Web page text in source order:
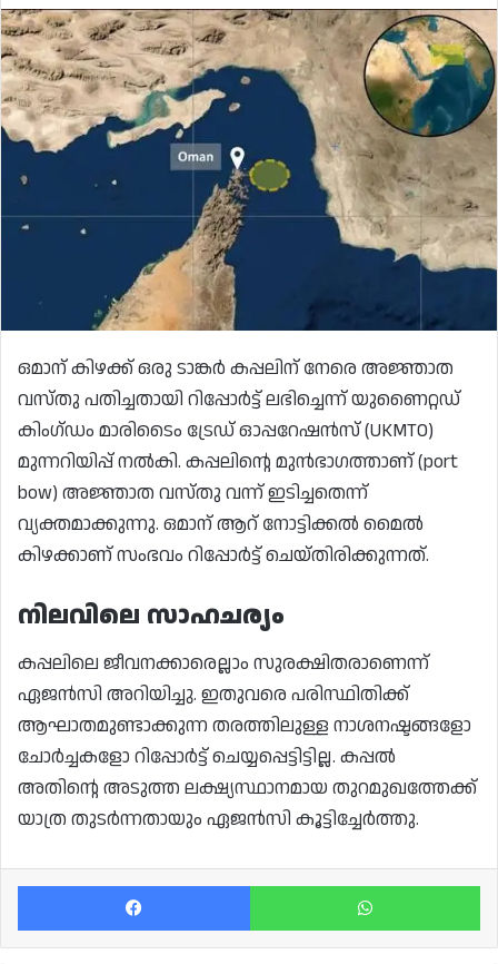
ഒമാന് കിഴക്ക് ഒരു ടാങ്കർ കപ്പലിന് നേരെ അജ്ഞാത
വസ്തു പതിച്ചതായി റിപ്പോർട്ട് ലഭിച്ചെന്ന് യുണൈറ്റഡ്
കിംഗ്ഡം മാരിടൈം ട്രേഡ് ഓപ്പറേഷൻസ് (UKMTO)
മുന്നറിയിപ്പ് നൽകി. കപ്പലിന്റെ മുൻഭാഗത്താണ് (port
bow) അജ്ഞാത വസ്തു വന്ന് ഇടിച്ചതെന്ന്
വ്യക്തമാക്കുന്നു. ഒമാന് ആറ് നോട്ടിക്കൽ മൈൽ
കിഴക്കാണ് സംഭവം റിപ്പോർട്ട് ചെയ്തിരിക്കുന്നത്.
നിലവിലെ സാഹചര്യം
കപ്പലിലെ ജീവനക്കാരെല്ലാം സുരക്ഷിതരാണെന്ന്
ഏജൻസി അറിയിച്ചു. ഇതുവരെ പരിസ്ഥിതിക്ക്
ആഘാതമുണ്ടാക്കുന്ന തരത്തിലുള്ള നാശനഷ്ടങ്ങളോ
ചോർച്ചകളോ റിപ്പോർട്ട് ചെയ്യപ്പെട്ടിട്ടില്ല. കപ്പൽ
അതിന്റെ അടുത്ത ലക്ഷ്യസ്ഥാനമായ തുറമുഖത്തേക്ക്
യാത്ര തുടർന്നതായും ഏജൻസി കൂട്ടിച്ചേർത്തു.
Facebook